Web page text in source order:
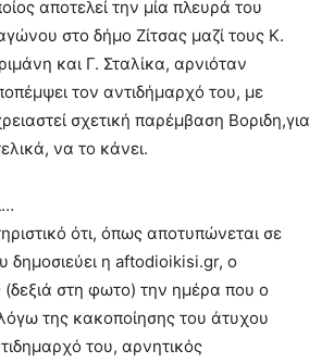
αποτελεί την μία πλευρά του
στο δήμο Ζίτσας μαζί τους Κ.
και Γ. Σταλίκα, αρνιόταν
τον αντιδήμαρχό του, με
σχετική παρέμβαση Βοριδη,για
να το κάνει.
ότι, όπως αποτυπώνεται σε
δημοσιεύει η aftodioikisi.gr, o
(δεξιά στη φωτο) την ημέρα που ο
της κακοποίησης του άτυχου
του, αρνητικός